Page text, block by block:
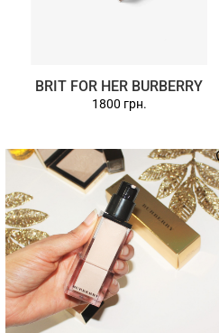
BRIT FOR HER BURBERRY
1800 грн.